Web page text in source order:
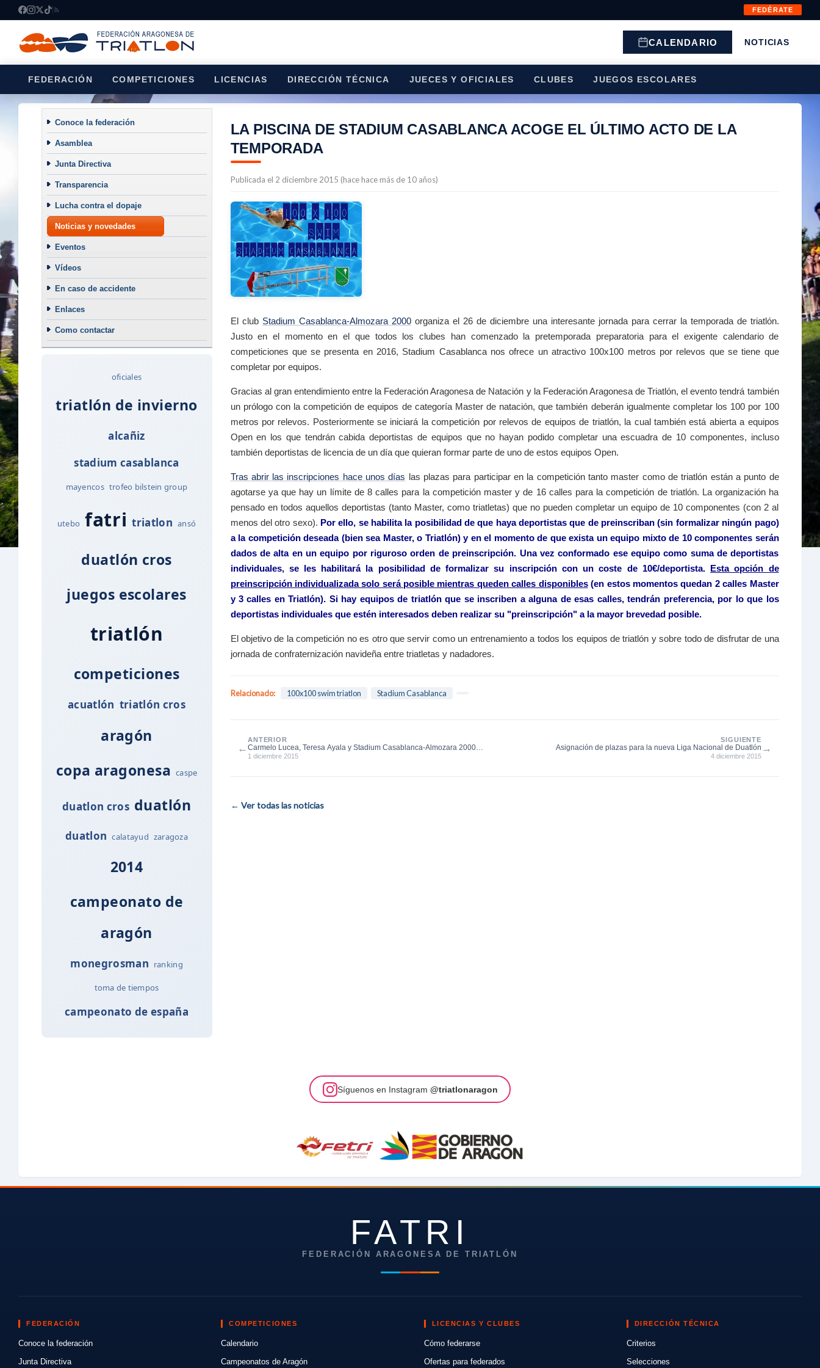
FEDÉRATE
CALENDARIO NOTICIAS
FEDERACIÓN COMPETICIONES LICENCIAS DIRECCIÓN TÉCNICA JUECES Y OFICIALES CLUBES JUEGOS ESCOLARES
Conoce la federación
Asamblea
Junta Directiva
Transparencia
Lucha contra el dopaje
Noticias y novedades
Eventos
Vídeos
En caso de accidente
Enlaces
Como contactar
oficiales
triatlón de invierno
alcañiz
stadium casablanca
mayencos trofeo bilstein group
utebo fatri triatlon ansó
duatlón cros
juegos escolares
triatlón
competiciones
acuatlón triatlón cros
aragón
copa aragonesa caspe
duatlon cros duatlón
duatlon calatayud zaragoza
2014
campeonato de
aragón
monegrosman ranking
toma de tiempos
campeonato de españa
LA PISCINA DE STADIUM CASABLANCA ACOGE EL ÚLTIMO ACTO DE LA
TEMPORADA
Publicada el 2 diciembre 2015 (hace hace más de 10 años)
El club Stadium Casablanca-Almozara 2000organiza el 26 de diciembre una interesante jornada para cerrar la temporada de triatlón.
Justo en el momento en el que todos los clubes han comenzado la pretemporada preparatoria para el exigente calendario de
competiciones que se presenta en 2016, Stadium Casablanca nos ofrece un atractivo 100x100 metros por relevos que se tiene que
completar por equipos.
Gracias al gran entendimiento entre la Federación Aragonesa de Natación y la Federación Aragonesa de Triatlón, el evento tendrá también
un prólogo con la competición de equipos de categoría Master de natación, que también deberán igualmente completar los 100 por 100
metros por relevos. Posteriormente se iniciará la competición por relevos de equipos de triatlón, la cual también está abierta a equipos
Open en los que tendrán cabida deportistas de equipos que no hayan podido completar una escuadra de 10 componentes, incluso
también deportistas de licencia de un día que quieran formar parte de uno de estos equipos Open.
Tras abrir las inscripciones hace unos días las plazas para participar en la competición tanto master como de triatlón están a punto de
agotarse ya que hay un límite de 8 calles para la competición master y de 16 calles para la competición de triatlón. La organización ha
pensado en todos aquellos deportistas (tanto Master, como triatletas) que no pueden completar un equipo de 10 componentes (con 2 al
menos del otro sexo). Por ello, se habilita la posibilidad de que haya deportistas que de preinscriban (sin formalizar ningún pago)
a la competición deseada (bien sea Master, o Triatlón) y en el momento de que exista un equipo mixto de 10 componentes serán
dados de alta en un equipo por riguroso orden de preinscripción. Una vez conformado ese equipo como suma de deportistas
individuales, se les habilitará la posibilidad de formalizar su inscripción con un coste de 10€/deportista. Esta opción de
preinscripción individualizada solo será posible mientras queden calles disponibles(en estos momentos quedan 2 calles Master
y 3 calles en Triatlón). Si hay equipos de triatlón que se inscriben a alguna de esas calles, tendrán preferencia, por lo que los
deportistas individuales que estén interesados deben realizar su "preinscripción" a la mayor brevedad posible.
El objetivo de la competición no es otro que servir como un entrenamiento a todos los equipos de triatlón y sobre todo de disfrutar de una
jornada de confraternización navideña entre triatletas y nadadores.
Relacionado: 100x100 swim triatlon Stadium Casablanca
←
ANTERIOR
Carmelo Lucea, Teresa Ayala y Stadium Casablanca-Almozara 2000
vencedores del Ra...
1 diciembre 2015
SIGUIENTE
Asignación de plazas para la nueva Liga Nacional de Duatlón
4 diciembre 2015
→
← Ver todas las noticias
Síguenos en Instagram @triatlonaragon
FATRI
FEDERACIÓN ARAGONESA DE TRIATLÓN
FEDERACIÓN
Conoce la federación
Junta Directiva
COMPETICIONES
Calendario
Campeonatos de Aragón
LICENCIAS Y CLUBES
Cómo federarse
Ofertas para federados
DIRECCIÓN TÉCNICA
Criterios
Selecciones